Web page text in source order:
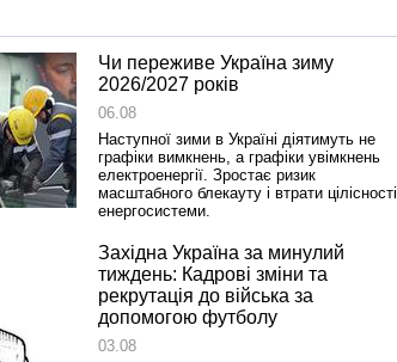
Чи переживе Україна зиму
2026/2027 років
06.08
Наступної зими в Україні діятимуть не
графіки вимкнень, а графіки увімкнень
електроенергії. Зростає ризик
масштабного блекауту і втрати цілісності
енергосистеми.
Західна Україна за минулий
тиждень: Кадрові зміни та
рекрутація до війська за
допомогою футболу
03.08